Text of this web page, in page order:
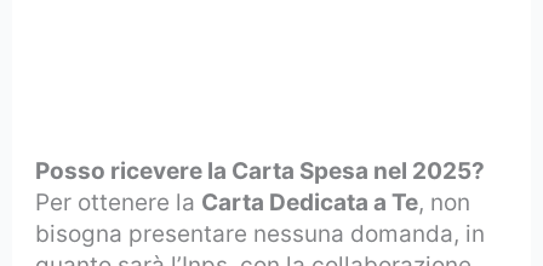
Posso ricevere la Carta Spesa nel 2025?
Per ottenere la Carta Dedicata a Te, non
bisogna presentare nessuna domanda, in